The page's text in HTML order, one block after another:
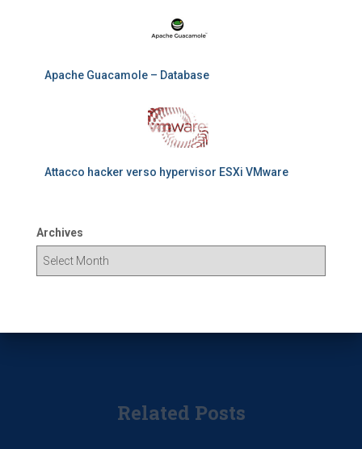
Apache Guacamole – Database
Attacco hacker verso hypervisor ESXi VMware
Archives
Related Posts